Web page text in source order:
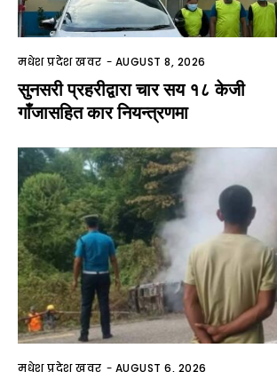
मधेश प्रदेश खवर - AUGUST 8, 2026
सुनसरी प्रहरीद्वारा चार सय १८ केजी
गाँजासहित कार नियन्त्रणमा
मधेश प्रदेश खवर - AUGUST 6, 2026